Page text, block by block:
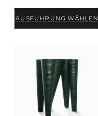
AUSFÜHRUNG WÄHLEN